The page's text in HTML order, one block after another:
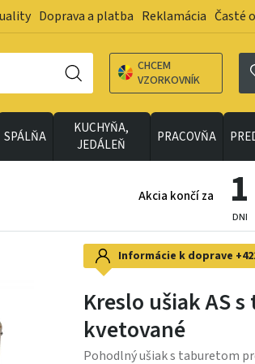
Doprava a platba Reklamácia Časté
CHCEM
VZORKOVNÍK
SPÁLŇA
KUCHYŇA,
JEDÁLEŇ
PRACOVŇA
Akcia končí za 1
DNI
Informácie k doprave
Kreslo ušiak AS
kvetované
Pohodlný ušiak s taburetom